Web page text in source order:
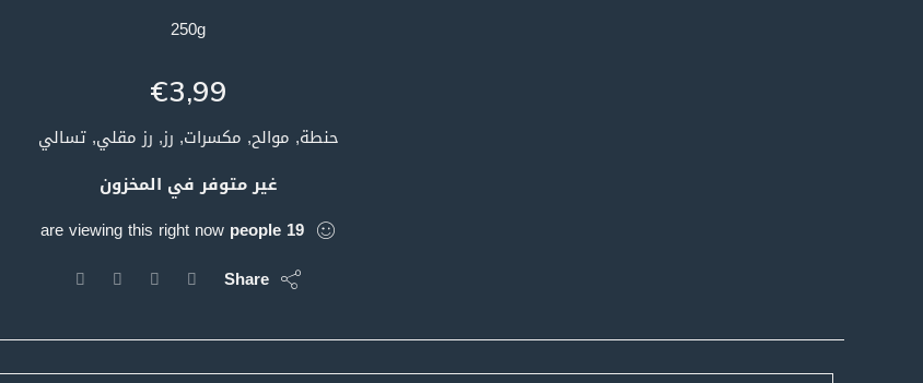
250g
€3,99
حنطة, موالح, مكسرات, رز, رز مقلي, تسالي
غير متوفر في المخزون
19
people
are viewing this right now
Share